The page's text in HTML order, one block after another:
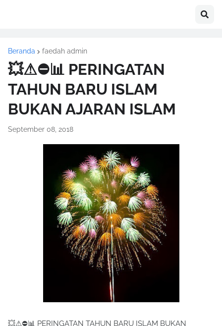
Beranda faedah admin
💥⚠⛔📊 PERINGATAN
TAHUN BARU ISLAM
BUKAN AJARAN ISLAM
September 08, 2018
💥⚠⛔📊 PERINGATAN TAHUN BARU ISLAM BUKAN